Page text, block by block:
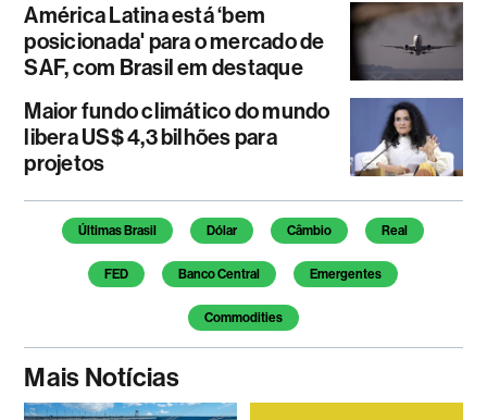
América Latina está ‘bem
posicionada' para o mercado de
SAF, com Brasil em destaque
Maior fundo climático do mundo
libera US$ 4,3 bilhões para
projetos
Temas deste artigo
Últimas Brasil Dólar Câmbio Real
FED Banco Central Emergentes
Commodities
Mais Notícias